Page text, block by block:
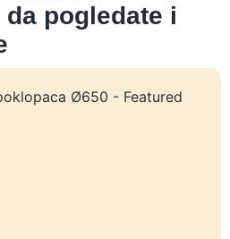
pogledate i